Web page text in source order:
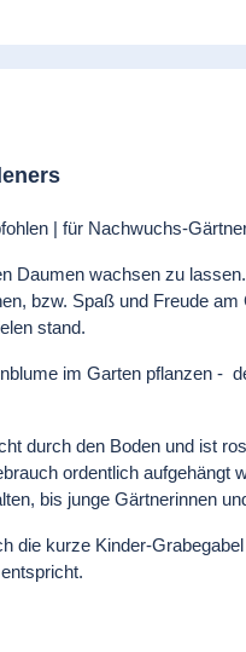
| für Nachwuchs-
Daumen wachsen zu
bzw. Spaß und Freude
stand.
im Garten pflanzen -
durch den Boden und ist
ordentlich aufgehängt
bis junge Gärtnerinnen
die kurze Kinder-